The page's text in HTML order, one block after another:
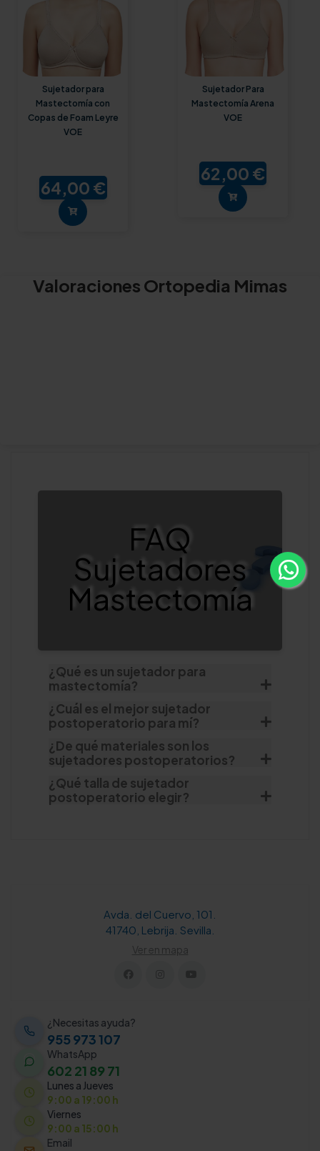
Sujetador para
Mastectomía con
Copas de Foam Leyre
VOE
64,00 €
Sujetador Para
Mastectomía Arena
VOE
62,00 €
Valoraciones Ortopedia Mimas
FAQ
Sujetadores
Mastectomía
¿Qué es un sujetador para
mastectomía?
¿Cuál es el mejor sujetador
postoperatorio para mí?
¿De qué materiales son los
sujetadores postoperatorios?
¿Qué talla de sujetador
postoperatorio elegir?
Avda. del Cuervo, 101.
41740, Lebrija. Sevilla.
Ver en mapa
¿Necesitas ayuda?
955 973 107
WhatsApp
602 21 89 71
Lunes a Jueves
9:00 a 19:00 h
Viernes
9:00 a 15:00 h
Email